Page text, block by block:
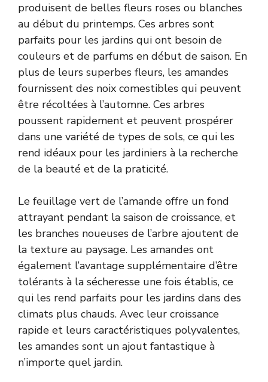
produisent de belles fleurs roses ou blanches
au début du printemps. Ces arbres sont
parfaits pour les jardins qui ont besoin de
couleurs et de parfums en début de saison. En
plus de leurs superbes fleurs, les amandes
fournissent des noix comestibles qui peuvent
être récoltées à l’automne. Ces arbres
poussent rapidement et peuvent prospérer
dans une variété de types de sols, ce qui les
rend idéaux pour les jardiniers à la recherche
de la beauté et de la praticité.
Le feuillage vert de l’amande offre un fond
attrayant pendant la saison de croissance, et
les branches noueuses de l’arbre ajoutent de
la texture au paysage. Les amandes ont
également l’avantage supplémentaire d’être
tolérants à la sécheresse une fois établis, ce
qui les rend parfaits pour les jardins dans des
climats plus chauds. Avec leur croissance
rapide et leurs caractéristiques polyvalentes,
les amandes sont un ajout fantastique à
n’importe quel jardin.